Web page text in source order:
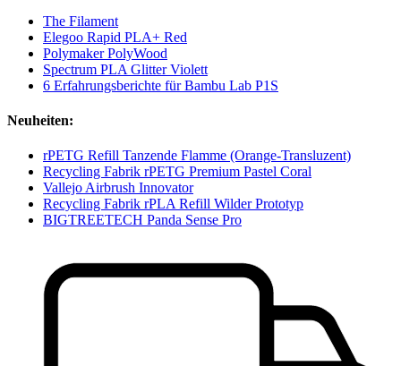
The Filament
Elegoo Rapid PLA+ Red
Polymaker PolyWood
Spectrum PLA Glitter Violett
6 Erfahrungsberichte für Bambu Lab P1S
Neuheiten:
rPETG Refill Tanzende Flamme (Orange-Transluzent)
Recycling Fabrik rPETG Premium Pastel Coral
Vallejo Airbrush Innovator
Recycling Fabrik rPLA Refill Wilder Prototyp
BIGTREETECH Panda Sense Pro